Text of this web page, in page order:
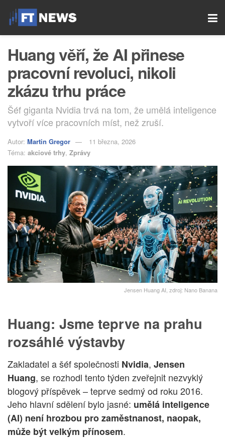
Huang věří, že AI přinese
pracovní revoluci, nikoli
zkázu trhu práce
Šéf giganta Nvidia trvá na tom, že umělá inteligence
vytvoří více pracovních míst, než zruší.
Autor: Martin Gregor
11 března, 2026
Téma: akciové trhy, Zprávy
Jensen Huang AI, zdroj: Nano Banana
Huang: Jsme teprve na prahu
rozsáhlé výstavby
Zakladatel a šéf společnosti Nvidia, Jensen
Huang, se rozhodl tento týden zveřejnit nezvyklý
blogový příspěvek – teprve sedmý od roku 2016.
Jeho hlavní sdělení bylo jasné: umělá inteligence
(AI) není hrozbou pro zaměstnanost, naopak,
může být velkým přínosem.